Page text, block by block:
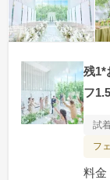
残1*
フ
試
フ
料金